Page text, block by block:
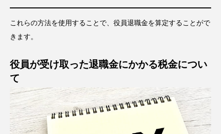
これらの方法を使用することで、役員退職金を算定することがで
きます。
役員が受け取った退職金にかかる税金につい
て